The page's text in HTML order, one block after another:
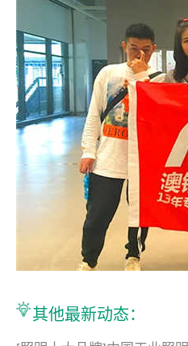
其他最新动态：